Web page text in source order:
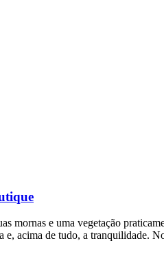
mornas e uma vegetação
e, acima de tudo, a tranquilidade.